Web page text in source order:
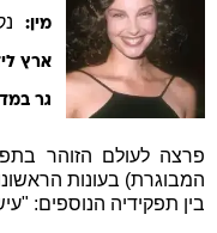
מין:
ארץ
גר
פרצה לעולם הזוהר
בין תפקידיה הנוספים: "עישון" (95),